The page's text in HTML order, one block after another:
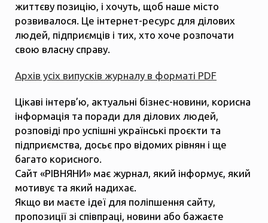
життєву позицію, і хочуть, щоб наше місто
розвивалося. Це інтернет-ресурс для ділових
людей, підприємців і тих, хто хоче розпочати
свою власну справу.
Архів усіх випусків журналу в форматі PDF
Цікаві інтерв’ю, актуальні бізнес-новини, корисна
інформація та поради для ділових людей,
розповіді про успішні українські проєкти та
підприємства, досьє про відомих рівнян і ще
багато корисного.
Сайт «РІВНЯНИ» має журнал, який інформує, який
мотивує та який надихає.
Якщо ви маєте ідеї для поліпшення сайту,
пропозиції зі співпраці, новини або бажаєте